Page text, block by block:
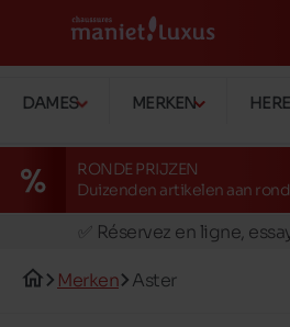
DAMES MERKEN
RONDE PRIJZEN
Duizenden artikelen aan
🚛 Livraison
✅ Réservez en ligne,
Merken Aster